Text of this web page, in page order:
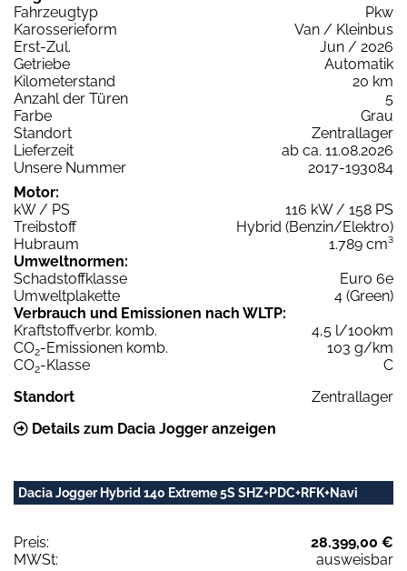
Fahrzeugtyp
Pkw
Karosserieform
Van / Kleinbus
Erst-Zul.
Jun / 2026
Getriebe
Automatik
Kilometerstand
20 km
Anzahl der Türen
5
Farbe
Grau
Standort
Zentrallager
Lieferzeit
ab ca. 11.08.2026
Unsere Nummer
2017-193084
Motor:
kW / PS
116 kW / 158 PS
Treibstoff
Hybrid (Benzin/Elektro)
Hubraum
1.789 cm³
Umweltnormen:
Schadstoffklasse
Euro 6e
Umweltplakette
4 (Green)
Verbrauch und Emissionen nach WLTP:
Kraftstoffverbr. komb.
4,5 l/100km
CO2-Emissionen komb.
103 g/km
CO2-Klasse
C
Standort
Zentrallager
Details zum Dacia Jogger anzeigen
Dacia Jogger Hybrid 140 Extreme 5S SHZ+PDC+RFK+Navi
Preis:
28.399,00 €
MWSt:
ausweisbar